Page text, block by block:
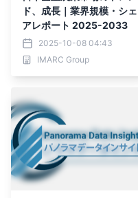
ド、成長｜業界規模・シェ
アレポート 2025-2033
2025-10-08 04:43
IMARC Group